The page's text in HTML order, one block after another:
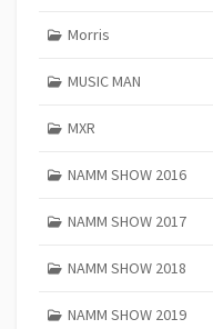
Morris
MUSIC MAN
MXR
NAMM SHOW 2016
NAMM SHOW 2017
NAMM SHOW 2018
NAMM SHOW 2019